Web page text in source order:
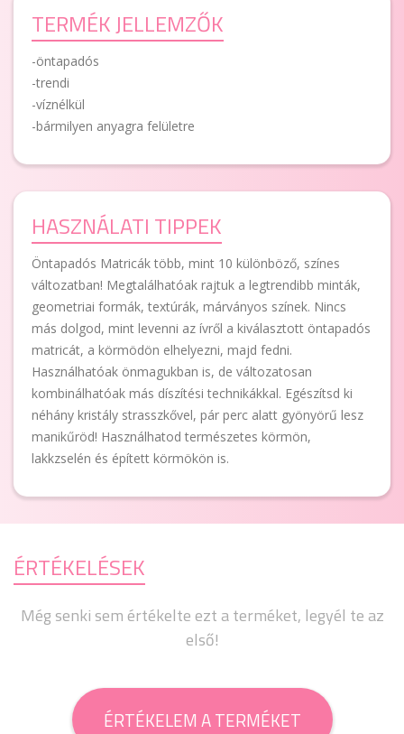
TERMÉK JELLEMZŐK
-öntapadós
-trendi
-víznélkül
-bármilyen anyagra felületre
HASZNÁLATI TIPPEK
Öntapadós Matricák több, mint 10 különböző, színes
változatban! Megtalálhatóak rajtuk a legtrendibb minták,
geometriai formák, textúrák, márványos színek. Nincs
más dolgod, mint levenni az ívről a kiválasztott öntapadós
matricát, a körmödön elhelyezni, majd fedni.
Használhatóak önmagukban is, de változatosan
kombinálhatóak más díszítési technikákkal. Egészítsd ki
néhány kristály strasszkővel, pár perc alatt gyönyörű lesz
manikűröd! Használhatod természetes körmön,
lakkzselén és épített körmökön is.
ÉRTÉKELÉSEK
Még senki sem értékelte ezt a terméket, legyél te az
első!
ÉRTÉKELEM A TERMÉKET